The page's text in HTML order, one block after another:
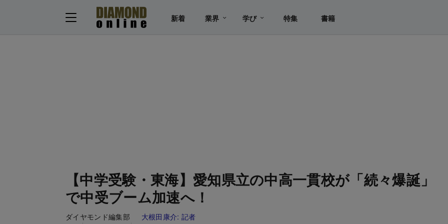
新着 業界 学び 特集 書籍
【中学受験・東海】愛知県立の中高一貫校が「続々爆誕」
で中受ブーム加速へ！
ダイヤモンド編集部 大根田康介:記者